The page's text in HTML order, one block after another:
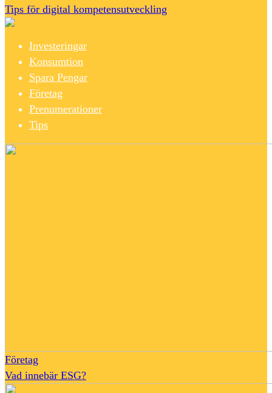
Tips för digital kompetensutveckling
Investeringar
Konsumtion
Spara Pengar
Företag
Prenumerationer
Tips
Företag
Vad innebär ESG?